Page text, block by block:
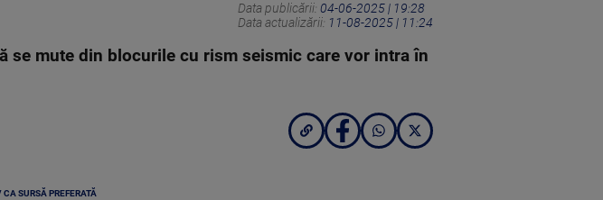
Data publicării: 04-06-2025 | 19:28
Data actualizării: 11-08-2025 | 11:24
se mute din blocurile cu rism seismic care vor intra în
SURSĂ PREFERATĂ